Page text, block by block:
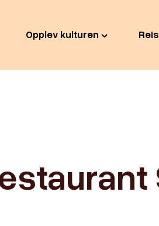
Opplev kulturen